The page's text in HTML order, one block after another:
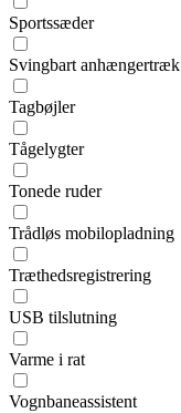
Sportssæder
Svingbart anhængertræk
Tagbøjler
Tågelygter
Tonede ruder
Trådløs mobilopladning
Træthedsregistrering
USB tilslutning
Varme i rat
Vognbaneassistent